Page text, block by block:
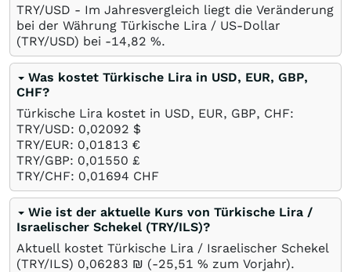
TRY/USD - Im Jahresvergleich liegt die Veränderung
bei der Währung Türkische Lira / US-Dollar
(TRY/USD) bei -14,82 %.
Was kostet Türkische Lira in USD, EUR, GBP,
CHF?
Türkische Lira kostet in USD, EUR, GBP, CHF:
TRY/USD: 0,02092 $
TRY/EUR: 0,01813 €
TRY/GBP: 0,01550 £
TRY/CHF: 0,01694 CHF
Wie ist der aktuelle Kurs von Türkische Lira /
Israelischer Schekel (TRY/ILS)?
Aktuell kostet Türkische Lira / Israelischer Schekel
(TRY/ILS) 0,06283 ₪ (-25,51 % zum Vorjahr).